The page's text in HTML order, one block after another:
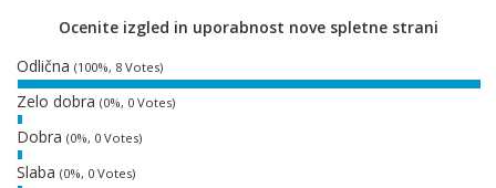
Ocenite izgled in uporabnost nove spletne strani
Odlična (100%, 8 Votes)
Zelo dobra (0%, 0 Votes)
Dobra (0%, 0 Votes)
Slaba (0%, 0 Votes)